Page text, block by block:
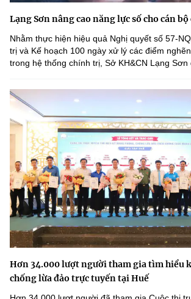
Lạng Sơn nâng cao năng lực số cho cán bộ
Nhằm thực hiện hiệu quả Nghị quyết số 57-
trị và Kế hoạch 100 ngày xử lý các điểm
trong hệ thống chính trị, Sở KH&CN Lạng Sơn
Hơn 34.000 lượt người tham gia tìm hiểu
chống lừa đảo trực tuyến tại Huế